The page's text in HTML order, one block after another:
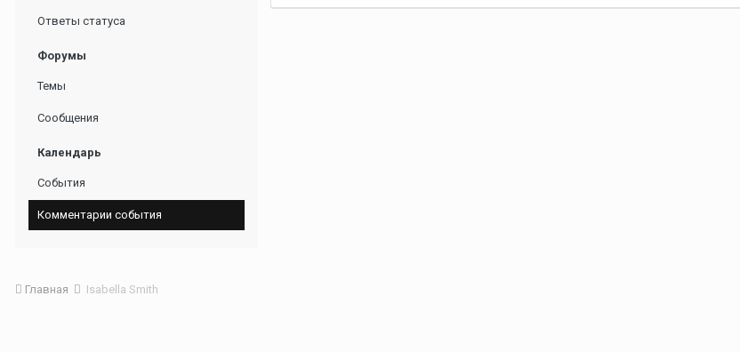
Ответы статуса
Форумы
Темы
Сообщения
Календарь
События
Комментарии события
Главная Isabella Smith